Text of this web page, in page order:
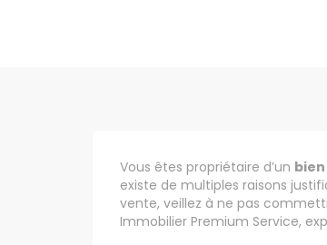
Vous êtes propriétaire d’un
existe de multiples raisons
vente, veillez à ne pas
Immobilier Premium Service,